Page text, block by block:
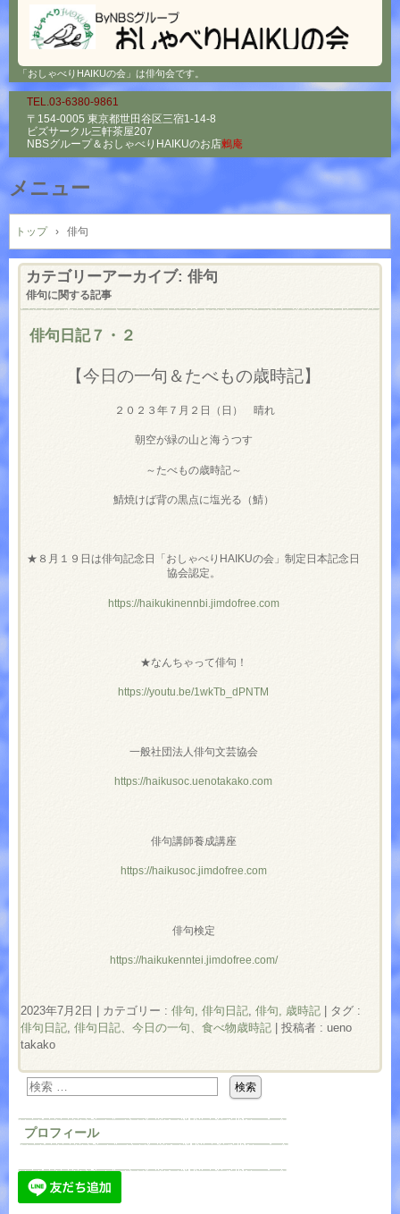
「おしゃべりHAIKUの会」は俳句会です。
TEL.03-6380-9861
〒154-0005 東京都世田谷区三宿1-14-8
ビズサークル三軒茶屋207
NBSグループ＆ おしゃべりHAIKUのお店鶫庵
メニュー
コ
ン
テ
ン
へ
トップ › 俳句
カテゴリーアーカイブ: 俳句
俳句に関する記事
俳句日記７・２
【今日の一句＆たべもの歳時記】
２０２３年７月２日（日） 晴れ
朝空が緑の山と海うつす
～たべもの歳時記～
鯖焼けば背の黒点に塩光る（鯖）
★８月１９日は俳句記念日「おしゃべり HAIKUの会」制定日本記念日
協会認定。
https://haikukinennbi.jimdofree.com
★なんちゃって俳句！
https://youtu.be/1wkTb_dPNTM
一般社団法人俳句文芸協会
https://haikusoc.uenotakako.com
俳句講師養成講座
https://haikusoc.jimdofree.com
俳句検定
https://haikukenntei.jimdofree.com/
2023年7月2日 | カテゴリー : 俳句 俳句日記 俳句, 歳時記 | タグ :
俳句日記 俳句日記、今日の一句、食べ物歳時記 | 投稿者 : ueno
takako
プロフィール